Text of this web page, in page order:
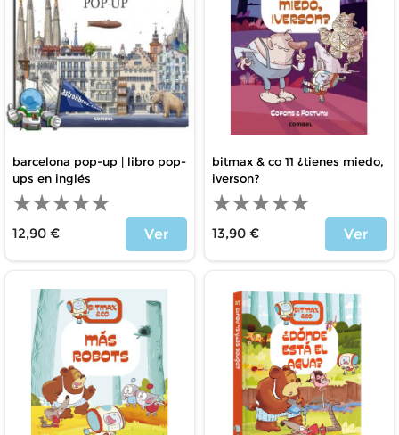
barcelona pop-up | libro pop-
ups en inglés
12,90 €
Ver
bitmax & co 11 ¿tienes miedo,
iverson?
13,90 €
Ver